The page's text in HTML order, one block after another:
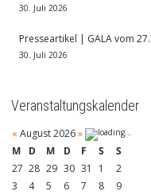
30. Juli 2026
Presseartikel | GALA vom
30. Juli 2026
Veranstaltungskalender
« August 2026»
M
D M D F S
S
27 28 29 30 31 1
2
3
4 5 6 7 8 9